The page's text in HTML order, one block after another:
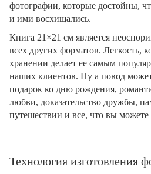
фотографии, которые достойны,
и ими восхищались.
Книга 21×21 см является
всех других форматов. Легкость,
хранении делает ее самым
наших клиентов. Ну а повод
подарок ко дню рождения,
любви, доказательство дружбы,
путешествии и все, что вы можете
Технология изготовления